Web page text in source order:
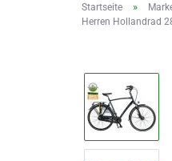
Startseite »
Herren Hollandrad